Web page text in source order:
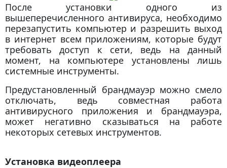
После установки одного из
вышеперечисленного антивируса, необходимо
перезапустить компьютер и разрешить выход
в интернет всем приложениям, которые будут
требовать доступ к сети, ведь на данный
момент, на компьютере установлены лишь
системные инструменты.
Предустановленный брандмауэр можно смело
отключать, ведь совместная работа
антивирусного приложения и брандмауэра,
может негативно сказываться на работе
некоторых сетевых инструментов.
Установка видеоплеера